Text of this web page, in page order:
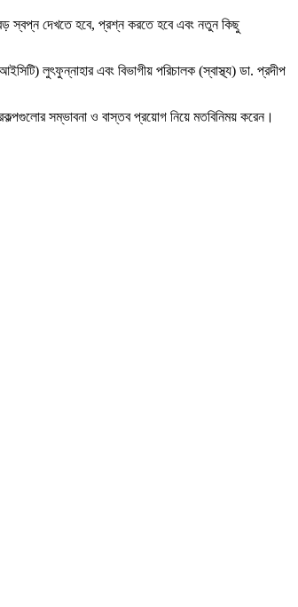
বড় স্বপ্ন দেখতে হবে, প্রশ্ন করতে হবে এবং নতুন কিছু
লুৎফুন্নাহার এবং বিভাগীয় পরিচালক (স্বাস্থ্য) ডা. প্রদীপ
সম্ভাবনা ও বাস্তব প্রয়োগ নিয়ে মতবিনিময় করেন।